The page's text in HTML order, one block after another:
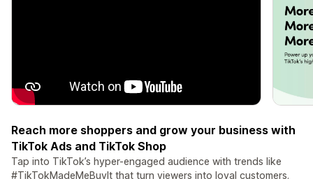
Reach more shoppers and grow your business with
TikTok Ads and TikTok Shop
Tap into TikTok’s hyper-engaged audience with trends like
#TikTokMadeMeBuyIt that turn viewers into loyal customers.